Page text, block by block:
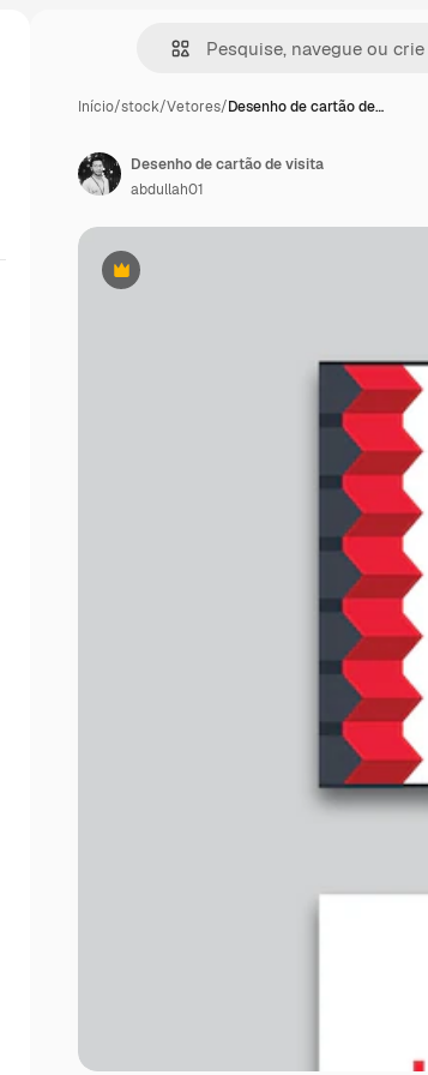
Início/stock/Vetores/Desenho de cartão de…
Premium
Desenho de cartão de visita
abdullah01